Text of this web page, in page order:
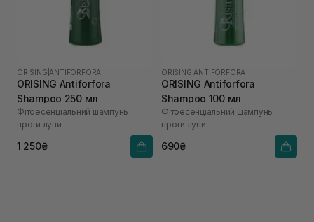
ORISING ANTIFORFORA
ORISING Antiforfora
Shampoo 250 мл
Фітоесенціальний шампунь
проти лупи
1 250₴
ORISING ANTIFORFORA
ORISING Antiforfora
Shampoo 100 мл
Фітоесенціальний шампунь
проти лупи
690₴